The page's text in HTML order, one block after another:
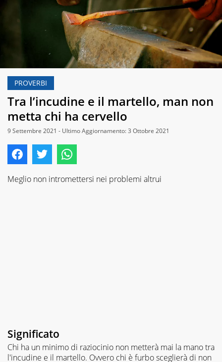
PROVERBI
Tra l’incudine e il martello, man non
metta chi ha cervello
9 Settembre 2021 - Ultimo Aggiornamento: 3 Ottobre 2021
Meglio non intromettersi nei problemi altrui
Significato
Chi ha un minimo di raziocinio non metterà mai la mano tra
l'incudine e il martello. Ovvero chi è furbo sceglierà di non